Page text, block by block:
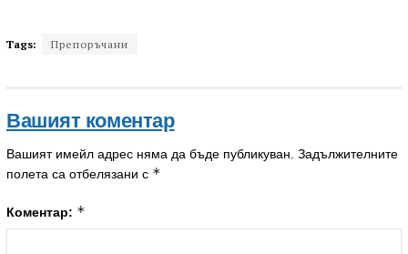
Tags: Препоръчани
Вашият коментар
Вашият имейл адрес няма да бъде публикуван. Задължителните
полета са отбелязани с *
Коментар: *